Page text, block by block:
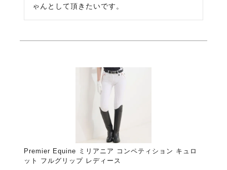
ゃんとして頂きたいです。
Premier Equine ミリアニア コンペティション キュロ
ット フルグリップ レディース